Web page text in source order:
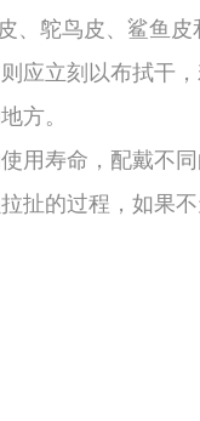
、鸵鸟皮、鲨鱼皮
应立刻以布拭干
方。
用寿命，配戴不
扯的过程，如果